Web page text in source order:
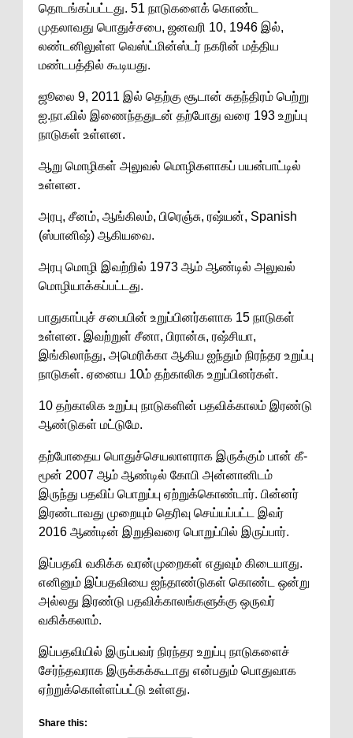
தொடங்கப்பட்டது. 51 நாடுகளைக் கொண்ட
முதலாவது பொதுச்சபை, ஜனவரி 10, 1946 இல்,
லண்டனிலுள்ள வெஸ்ட்மின்ஸ்டர் நகரின் மத்திய
மண்டபத்தில் கூடியது.
ஜூலை 9, 2011 இல் தெற்கு சூடான் சுதந்திரம் பெற்று
ஐ.நா.வில் இணைந்ததுடன் தற்போது வரை 193 உறுப்பு
நாடுகள் உள்ளன.
ஆறு மொழிகள் அலுவல் மொழிகளாகப் பயன்பாட்டில்
உள்ளன.
அரபு, சீனம், ஆங்கிலம், பிரெஞ்சு, ரஷ்யன், Spanish
(ஸ்பானிஷ்) ஆகியவை.
அரபு மொழி இவற்றில் 1973 ஆம் ஆண்டில் அலுவல்
மொழியாக்கப்பட்டது.
பாதுகாப்புச் சபையின் உறுப்பினர்களாக 15 நாடுகள்
உள்ளன. இவற்றுள் சீனா, பிரான்சு, ரஷ்சியா,
இங்கிலாந்து, அமெரிக்கா ஆகிய ஐந்தும் நிரந்தர உறுப்பு
நாடுகள். ஏனைய 10ம் தற்காலிக உறுப்பினர்கள்.
10 தற்காலிக உறுப்பு நாடுகளின் பதவிக்காலம் இரண்டு
ஆண்டுகள் மட்டுமே.
தற்போதைய பொதுச்செயலாளராக இருக்கும் பான் கீ-
மூன் 2007 ஆம் ஆண்டில் கோபி அன்னானிடம்
இருந்து பதவிப் பொறுப்பு ஏற்றுக்கொண்டார். பின்னர்
இரண்டாவது முறையும் தெரிவு செய்யப்பட்ட இவர்
2016 ஆண்டின் இறுதிவரை பொறுப்பில் இருப்பார்.
இப்பதவி வகிக்க வரன்முறைகள் எதுவும் கிடையாது.
எனினும் இப்பதவியை ஐந்தாண்டுகள் கொண்ட ஒன்று
அல்லது இரண்டு பதவிக்காலங்களுக்கு ஒருவர்
வகிக்கலாம்.
இப்பதவியில் இருப்பவர் நிரந்தர உறுப்பு நாடுகளைச்
சேர்ந்தவராக இருக்கக்கூடாது என்பதும் பொதுவாக
ஏற்றுக்கொள்ளப்பட்டு உள்ளது.
Share this: